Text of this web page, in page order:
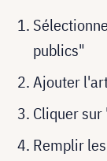
publics"
Ajouter
Cliquer
Remplir